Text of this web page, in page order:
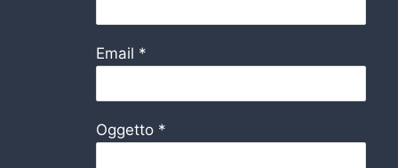
Email *
Oggetto *